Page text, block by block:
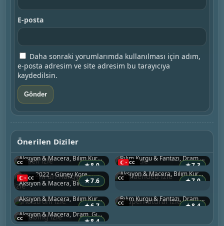
E-posta
Daha sonraki yorumlarımda kullanılması için adım,
e-posta adresim ve site adresim bu tarayıcıya
kaydedilsin.
Önerilen Diziler
★8.0
Naeil
Aksiyon & Macera, Bilim Kurgu & Fantazi, Dram
★7.3
Bilim Kurgu & Fantazi, Dram, Gizem
★7.6
Jigeum uri hakgyoneun
2022 • Güney Kore
Aksiyon & Macera, Bilim Kurgu & Fantazi, Dram
★7.0
Aillaendeu
2022 • Güney Kore
Aksiyon & Macera, Bilim Kurgu & Fantazi, Dram
★6.7
Helstrom
2020 • ABD
Aksiyon & Macera, Bilim Kurgu & Fantazi, Dram
★8.4
Supernatural
Bilim Kurgu & Fantazi, Dram, Gizem
★8.4
Mubing
2023 • Güney Kore
Aksiyon & Macera, Dram, Gizem